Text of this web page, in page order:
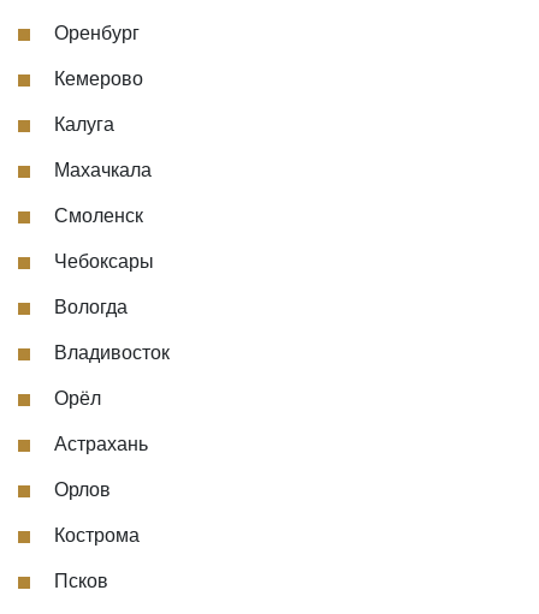
Оренбург
Кемерово
Калуга
Махачкала
Смоленск
Чебоксары
Вологда
Владивосток
Орёл
Астрахань
Орлов
Кострома
Псков